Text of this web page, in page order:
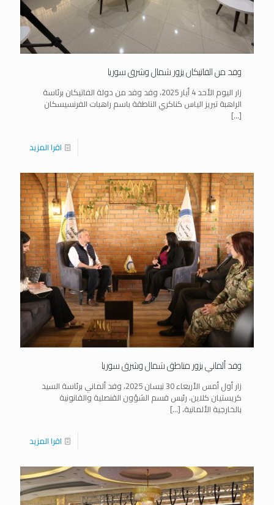
وفد من الفاتيكان يزور شمال وشرق سوريا
زار اليوم الأحد 4 أيار 2025، وفد وفد من دولة الفاتيكان برئاسة
الراهبة تيريز الياس كناكري الناطقة باسم راهبات الفرنسيسكان
[…]
اقرا المزيد
وفد ألماني يزور مناطق شمال وشرق سوريا
زار أول أمس الأربعاء 30 نيسان 2025، وفد ألماني برئاسة السيد
كريستيان كلاين، رئيس قسم الشؤون القنصلية والقانونية
بالخارجية الألمانية،[…]
اقرا المزيد